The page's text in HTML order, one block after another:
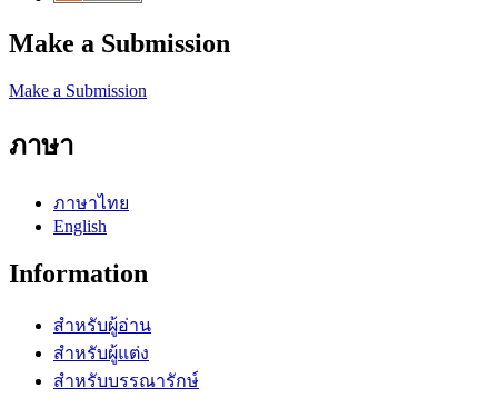
Make a Submission
Make a Submission
ภาษา
ภาษาไทย
English
Information
สำหรับผู้อ่าน
สำหรับผู้แต่ง
สำหรับบรรณารักษ์